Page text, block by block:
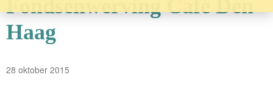
Fondsenwerving Café Den
Haag
28 oktober 2015